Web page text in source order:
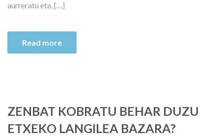
aurreratu eta, […]
Read more
ZENBAT KOBRATU BEHAR DUZU
ETXEKO LANGILEA BAZARA?